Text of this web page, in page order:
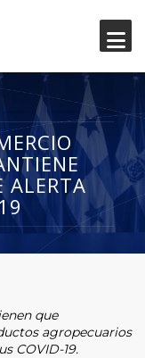
ALERTA
que
agropecuarios
COVID-19.